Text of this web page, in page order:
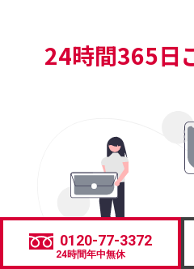
24時間365日
0120-77-3372
24時間年中無休